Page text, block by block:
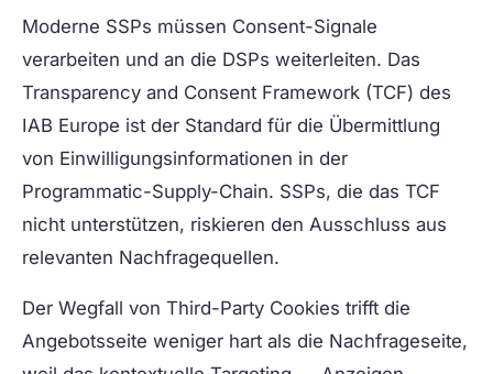
Moderne SSPs müssen Consent-Signale
verarbeiten und an die DSPs weiterleiten. Das
Transparency and Consent Framework (TCF) des
IAB Europe ist der Standard für die Übermittlung
von Einwilligungsinformationen in der
Programmatic-Supply-Chain. SSPs, die das TCF
nicht unterstützen, riskieren den Ausschluss aus
relevanten Nachfragequellen.
Der Wegfall von Third-Party Cookies trifft die
Angebotsseite weniger hart als die Nachfrageseite,